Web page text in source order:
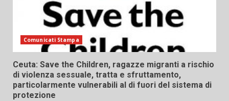
Comunicati Stampa
Ceuta: Save the Children, ragazze migranti a rischio
di violenza sessuale, tratta e sfruttamento,
particolarmente vulnerabili al di fuori del sistema di
protezione